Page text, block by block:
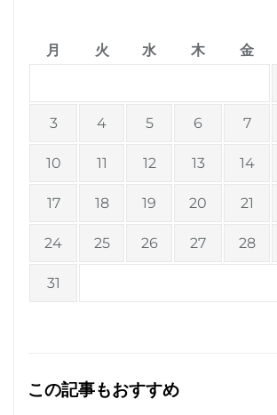
月 火 水 木 金
3 4 5 6 7
10 11 12 13 14
17 18 19 20 21
24 25 26 27 28
31
この記事もおすすめ